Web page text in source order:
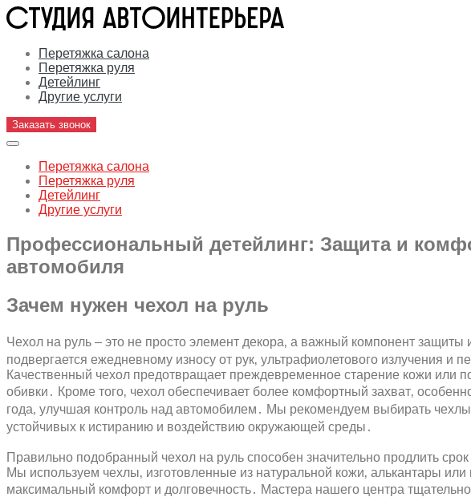
Перетяжка салона
Перетяжка руля
Детейлинг
Другие услуги
Заказать звонок
Перетяжка салона
Перетяжка руля
Детейлинг
Другие услуги
Профессиональный детейлинг: Защита и
автомобиля
Зачем нужен чехол на руль
Чехол на руль – это не просто элемент декора‚ а важный компонент
подвергается ежедневному износу от рук‚ ультрафиолетового излучения и
Качественный чехол предотвращает преждевременное старение кожи или
обивки․ Кроме того‚ чехол обеспечивает более комфортный захват‚
года‚ улучшая контроль над автомобилем․ Мы рекомендуем выбирать
устойчивых к истиранию и воздействию окружающей среды․
Правильно подобранный чехол на руль способен значительно продлить
Мы используем чехлы‚ изготовленные из натуральной кожи‚ алькантары
максимальный комфорт и долговечность․ Мастера нашего центра